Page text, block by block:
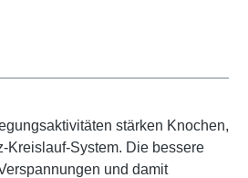
stärken Knochen,
Kreislauf-System. Die bessere
und damit